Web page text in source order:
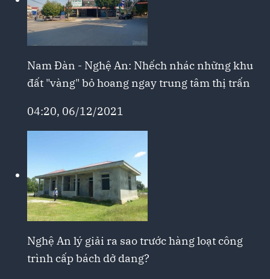
Nam Đàn - Nghệ An: Nhếch nhác những khu
đất "vàng" bỏ hoang ngay trung tâm thị trấn
04:20, 06/12/2021
Nghệ An lý giải ra sao trước hàng loạt công
trình cấp bách dở dang?